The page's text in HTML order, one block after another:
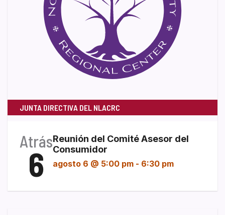
JUNTA DIRECTIVA DEL NLACRC
Atrás
6
Reunión del Comité Asesor del
Consumidor
agosto 6 @ 5:00 pm - 6:30 pm